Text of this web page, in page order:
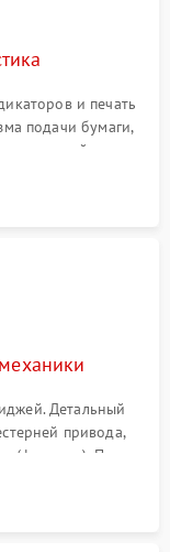
и печать
подачи бумаги,
первичный анализ
Детальный
привода,
(фьюзера). Поиск
деталей.